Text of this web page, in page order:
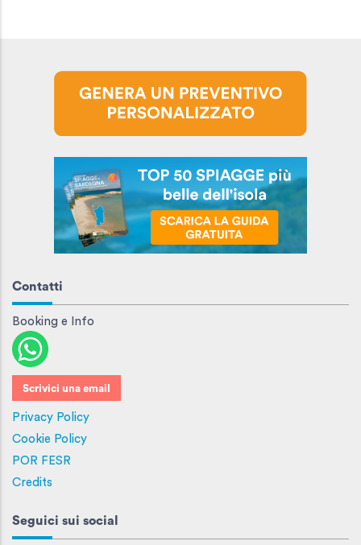
Contatti
Booking e Info
Scrivici una email
Privacy Policy
Cookie Policy
POR FESR
Credits
Seguici sui social